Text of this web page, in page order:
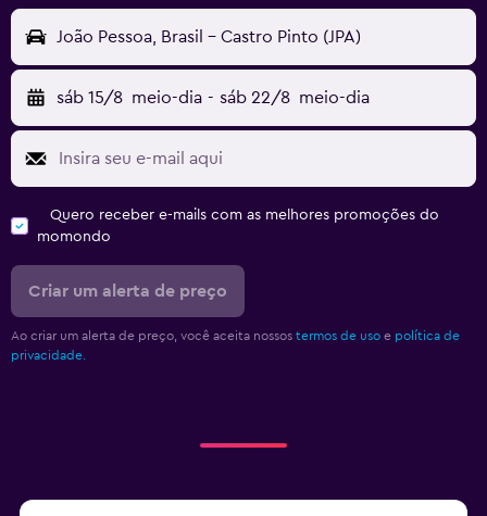
João Pessoa, Brasil - Castro Pinto (JPA)
sáb 15/8 meio-dia - sáb 22/8 meio-dia
Quero receber e-mails com as melhores promoções do
momondo
Criar um alerta de preço
Ao criar um alerta de preço, você aceita nossos termos de uso e política de
privacidade.